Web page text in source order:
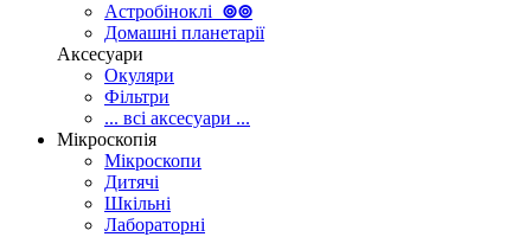
Астробіноклі ⊚⊚
Домашні планетарії
Аксесуари
Окуляри
Фільтри
... всі аксесуари ...
Мікроскопія
Мікроскопи
Дитячі
Шкільні
Лабораторні